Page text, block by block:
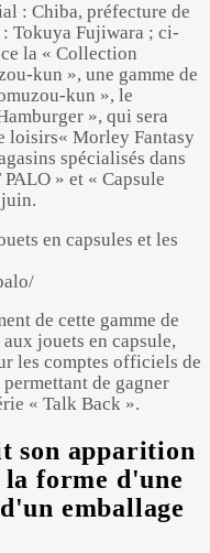
: Chiba, préfecture de
Tokuya Fujiwara ; ci-
la « Collection
kun », une gamme de
kun », le
», qui sera
loisirs« Morley Fantasy
spécialisés dans
» et « Capsule
en capsules et les
de cette gamme de
jouets en capsule,
les comptes officiels de
de gagner
« Talk Back ».
son apparition
la forme d'une
emballage